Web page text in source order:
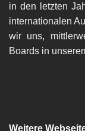
in den letzten
internationalen
wir uns,
Boards in
Weitere